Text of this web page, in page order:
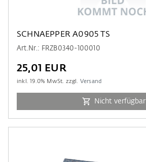
SCHNAEPPER A0905 TS
Art.Nr.: FRZB0340-100010
25,01 EUR
inkl.19.0% MwSt. zzgl. Versand
Nicht verfügbar